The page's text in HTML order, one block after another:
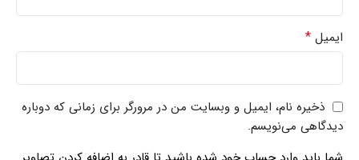
ایمیل *
ذخیره نام، ایمیل و وبسایت من در مرورگر برای زمانی که دوباره
دیدگاهی می‌نویسم.